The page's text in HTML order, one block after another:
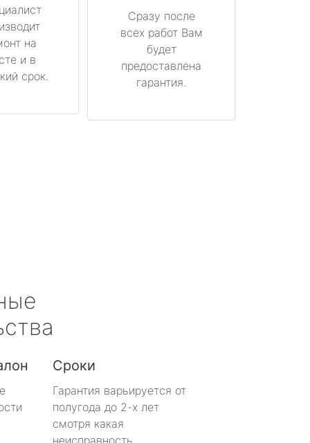
на
и в
срок.
Сразу после
всех работ Вам
будет
предоставлена
гарантия.
Сроки
Гарантия варьируется от
полугода до 2-х лет
смотря какая
неисправность.